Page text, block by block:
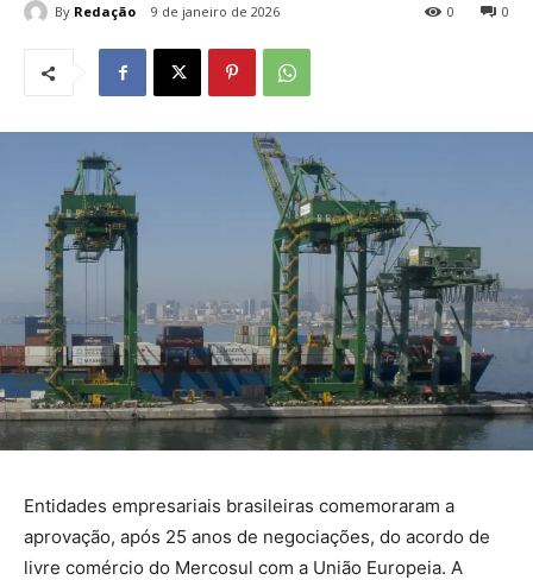
By Redação 9 de janeiro de 2026 0
0
Entidades empresariais brasileiras comemoraram a
aprovação, após 25 anos de negociações, do acordo de
livre comércio do Mercosul com a União Europeia. A